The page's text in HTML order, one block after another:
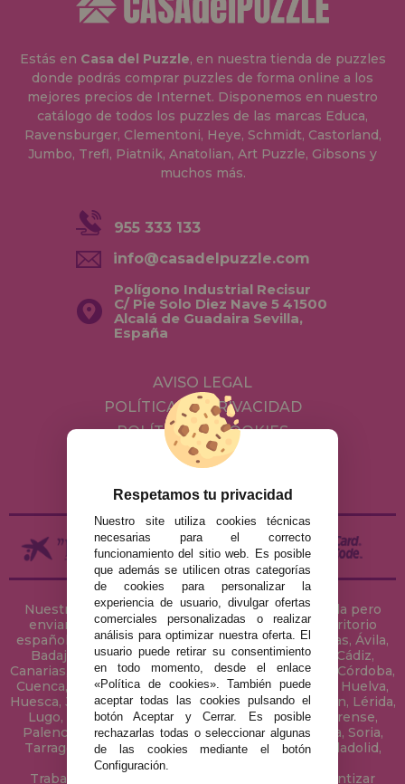
Estás en Casa del Puzzle, en nuestra tienda de puzzles
donde podrás comprar puzzles de forma online a los
mejores precios de Internet. Disponemos en nuestro
catálogo de todos los puzzles de las marcas Educa,
Ravensburger, Clementoni, Heye, Schmidt, Castorland,
Jumbo, Trefl, Piatnik, Anatolian, Art Puzzle, Gibsons y
muchos más.
955 333 133
info@casadelpuzzle.com
Polígono Industrial Recisur
C/ Pie Solo Diez Nave 5 41500
Alcalá de Guadaira Sevilla,
España
AVISO LEGAL
POLÍTICA DE PRIVACIDAD
POLÍTICA DE COOKIES
ENVÍOS Y DEVOLUCIONES
Nuestra tienda de puzzles está ubicada en Sevilla pero
enviamos tus puzzles a cualquier ciudad del territorio
español: Álava, Albacete, Alicante, Almería, Asturias, Ávila,
Badajoz, Baleares, Barcelona, Burgos, Cáceres, Cádiz,
Canarias, Cantabria, Castellón, Ceuta, Ciudad Real, Córdoba,
Cuenca, Gerona, Granada, Guadalajara, Guipúzcoa, Huelva,
Huesca, Jaén, La Coruña, La Rioja, Las Palmas, Leon, Lérida,
Lugo, Madrid, Málaga, Melilla, Murcia, Navarra, Orense,
Palencia, Pontevedra, Salamanca, Segovia, Sevilla, Soria,
Tarragona, Tenerife, Teruel, Toledo, Valencia, Valladolid,
Vizcaya, Zamora y Zaragoza.
Trabajamos con Stocks permanentes para garantizar
Respetamos tu privacidad
Nuestro site utiliza cookies técnicas
necesarias para el correcto
funcionamiento del sitio web. Es posible
que además se utilicen otras categorías
de cookies para personalizar la
experiencia de usuario, divulgar ofertas
comerciales personalizadas o realizar
análisis para optimizar nuestra oferta. El
usuario puede retirar su consentimiento
en todo momento, desde el enlace
«Política de cookies». También puede
aceptar todas las cookies pulsando el
botón Aceptar y Cerrar. Es posible
rechazarlas todas o seleccionar algunas
de las cookies mediante el botón
Configuración.